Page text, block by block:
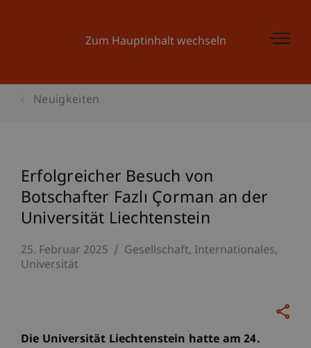
Zum Hauptinhalt wechseln
Neuigkeiten
Erfolgreicher Besuch von
Botschafter Fazlı Çorman an der
Universität Liechtenstein
25. Februar 2025 Gesellschaft Internationales
Universität
Die Universität Liechtenstein hatte am 24.